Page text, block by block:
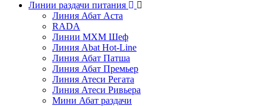
Линии раздачи питания
Линия Абат Аста
RADA
Линии МХМ Шеф
Линия Abat Hot-Line
Линия Абат Патша
Линия Абат Премьер
Линия Атеси Регата
Линия Атеси Ривьера
Мини Абат раздачи